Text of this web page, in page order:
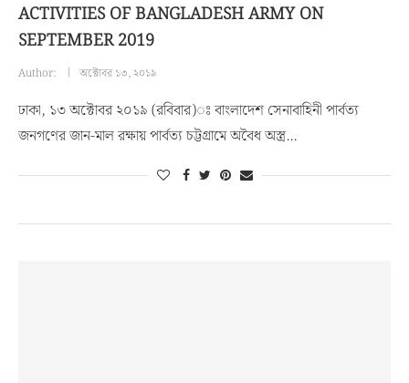
ACTIVITIES OF BANGLADESH ARMY ON
SEPTEMBER 2019
Author: অক্টোবর ১৩, ২০১৯
ঢাকা, ১৩ অক্টোবর ২০১৯ (রবিবার)ঃ বাংলাদেশ সেনাবাহিনী পার্বত্য
জনগণের জান-মাল রক্ষায় পার্বত্য চট্টগ্রামে অবৈধ অস্ত্র…